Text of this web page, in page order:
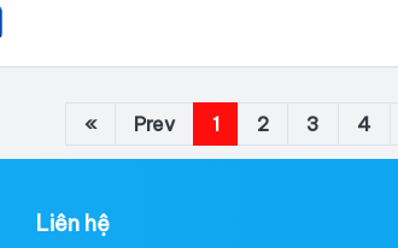
« Prev 1 2 3 4
Liên hệ